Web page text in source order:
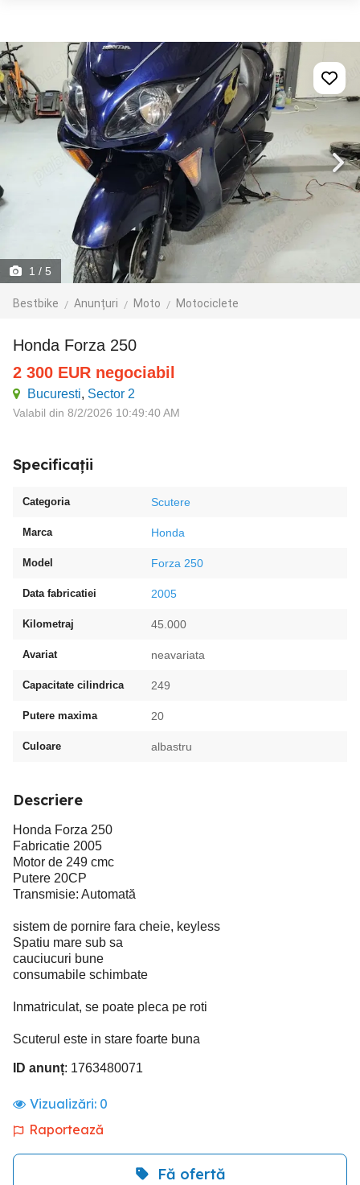
1 / 5
Bestbike Anunțuri Moto Motociclete
Honda Forza 250
2 300 EUR negociabil
Bucuresti, Sector 2
Valabil din 8/2/2026 10:49:40 AM
Specificații
Categoria Scutere
Marca Honda
Model Forza 250
Data fabricatiei 2005
Kilometraj 45.000
Avariat neavariata
Capacitate cilindrica 249
Putere maxima 20
Culoare albastru
Descriere
Honda Forza 250
Fabricatie 2005
Motor de 249 cmc
Putere 20CP
Transmisie: Automată
sistem de pornire fara cheie, keyless
Spatiu mare sub sa
cauciucuri bune
consumabile schimbate
Inmatriculat, se poate pleca pe roti
Scuterul este in stare foarte buna
ID anunț: 1763480071
Vizualizări: 0
Raportează
Fă ofertă